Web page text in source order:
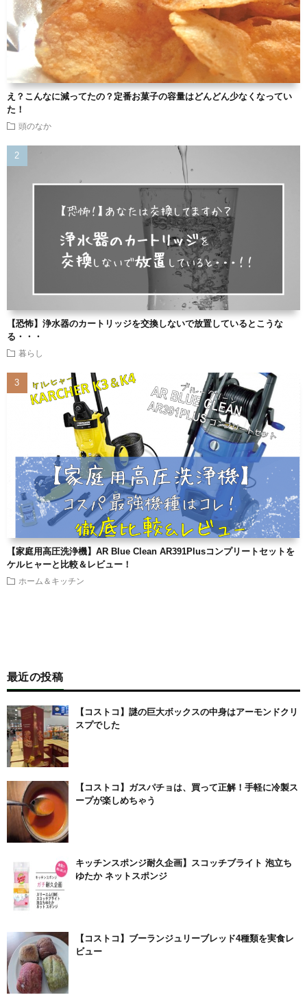
え？こんなに減ってたの？定番お菓子の容量はどんどん少なくなってい
た！
頭のなか
【恐怖】浄水器のカートリッジを交換しないで放置しているとこうな
る・・・
暮らし
【家庭用高圧洗浄機】AR Blue Clean AR391Plusコンプリートセットを
ケルヒャーと比較＆レビュー！
ホーム＆キッチン
最近の投稿
【コストコ】謎の巨大ボックスの中身はアーモンドクリ
スプでした
【コストコ】ガスパチョは、買って正解！手軽に冷製ス
ープが楽しめちゃう
キッチンスポンジ耐久企画】スコッチブライト 泡立ち
ゆたか ネットスポンジ
【コストコ】ブーランジュリーブレッド4種類を実食レ
ビュー